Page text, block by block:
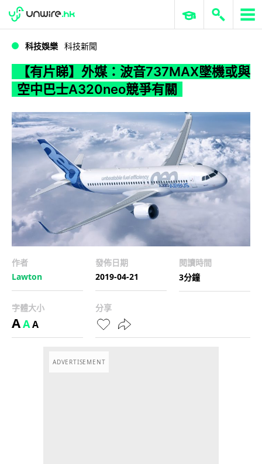
WWDC 2026 ERP 與商業 AI
科技娛樂 科技新聞
【有片睇】外媒：波音737MAX墜機或與
空中巴士A320neo競爭有關
作者
Lawton
發佈日期
2019-04-21
閱讀時間
3分鐘
字體大小
AAA
分享
ADVERTISEMENT